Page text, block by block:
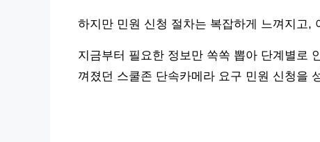
하지만 민원 신청 절차는 복잡하게 느껴지고,
지금부터 필요한 정보만 쏙쏙 뽑아 단계별로
껴졌던 스쿨존 단속카메라 요구 민원 신청을